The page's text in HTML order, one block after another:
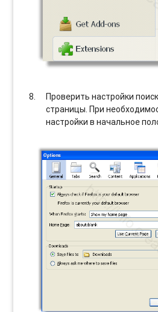
Проверить настройки
страницы. При
настройки в начальное